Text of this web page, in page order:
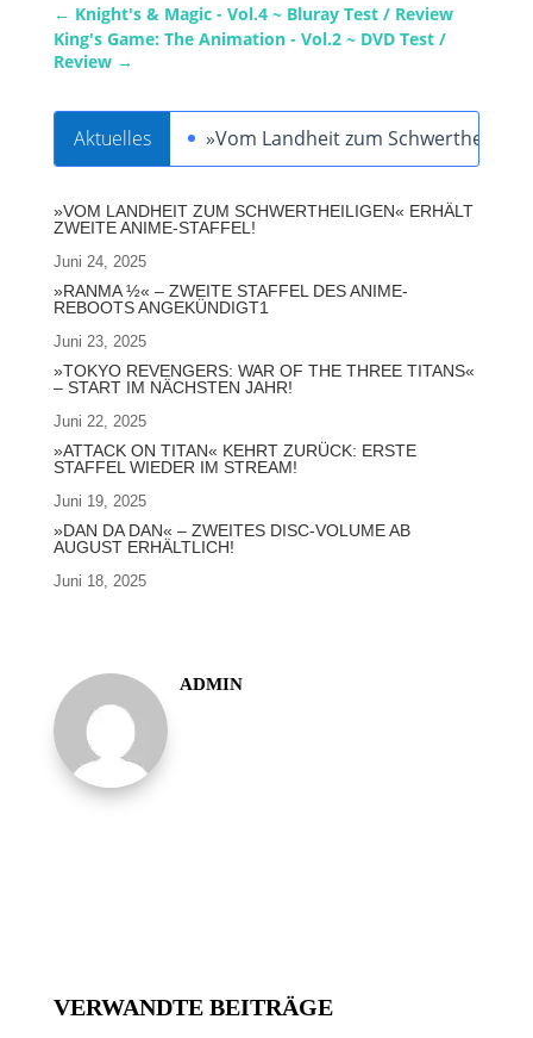
← Knight's & Magic - Vol.4 ~ Bluray Test / Review
King's Game: The Animation - Vol.2 ~ DVD Test /
Review→
Aktuelles »Vom Landheit zum
»VOM LANDHEIT ZUM SCHWERTHEILIGEN« ERHÄLT
ZWEITE ANIME-STAFFEL!
Juni 24, 2025
»RANMA ½« – ZWEITE STAFFEL DES ANIME-
REBOOTS ANGEKÜNDIGT1
Juni 23, 2025
»TOKYO REVENGERS: WAR OF THE THREE TITANS«
– START IM NÄCHSTEN JAHR!
Juni 22, 2025
»ATTACK ON TITAN« KEHRT ZURÜCK: ERSTE
STAFFEL WIEDER IM STREAM!
Juni 19, 2025
»DAN DA DAN« – ZWEITES DISC-VOLUME AB
AUGUST ERHÄLTLICH!
Juni 18, 2025
ADMIN
VERWANDTE BEITRÄGE